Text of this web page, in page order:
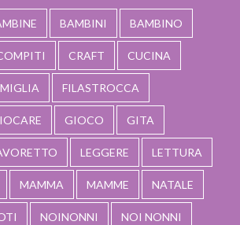
BAMBINI BAMBINO
CRAFT CUCINA
FILASTROCCA
GIOCO GITA
LEGGERE LETTURA
MAMMA MAMME NATALE
NOINONNI NOI NONNI